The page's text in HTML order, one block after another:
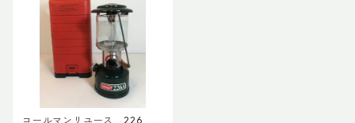
コールマンリユース 226 2